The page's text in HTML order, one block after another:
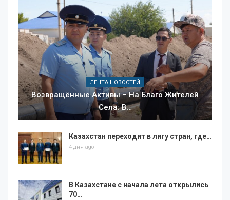
ЛЕНТА НОВОСТЕЙ
Возвращённые Активы – На Благо Жителей
Села: В…
Казахстан переходит в лигу стран, где…
4 дня ago
В Казахстане с начала лета открылись
70…